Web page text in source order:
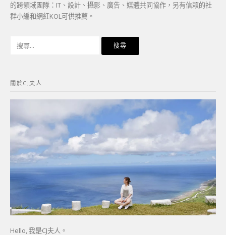
的跨領域團隊：IT、設計、攝影、廣告、媒體共同協作，另有信賴的社
群小編和網紅KOL可供推薦。
字:
關於CJ夫人
Hello, 我是CJ夫人。